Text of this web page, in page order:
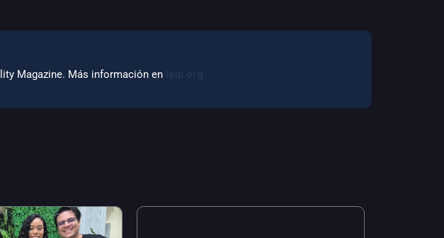
Magazine. Más información en